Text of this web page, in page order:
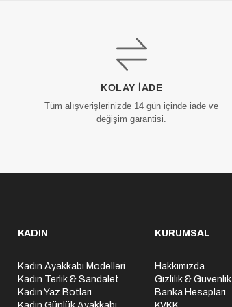
KOLAY İADE
Tüm alışverişlerinizde 14 gün içinde iade ve
değişim garantisi.
KADIN
Kadın Ayakkabı Modelleri
Kadın Terlik & Sandalet
Kadın Yaz Botları
KURUMSAL
Hakkımızda
Gizlilik & Güvenlik
Banka Hesapları